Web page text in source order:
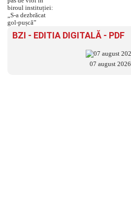
BZI - EDITIA DIGITALĂ - PDF
07 august 2026